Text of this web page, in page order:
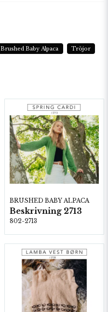
BRUSHED BABY ALPACA
Beskrivning 2713
802-2713
Brushed Baby Alpaca Tröjor